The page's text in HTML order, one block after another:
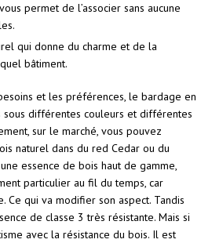
permet de l’associer sans aucune
qui donne du charme et de la
bâtiment.
et les préférences, le bardage en
sous différentes couleurs et différentes
sur le marché, vous pouvez
naturel dans du red Cedar ou du
essence de bois haut de gamme,
particulier au fil du temps, car
Ce qui va modifier son aspect. Tandis
de classe 3 très résistante. Mais si
avec la résistance du bois. Il est